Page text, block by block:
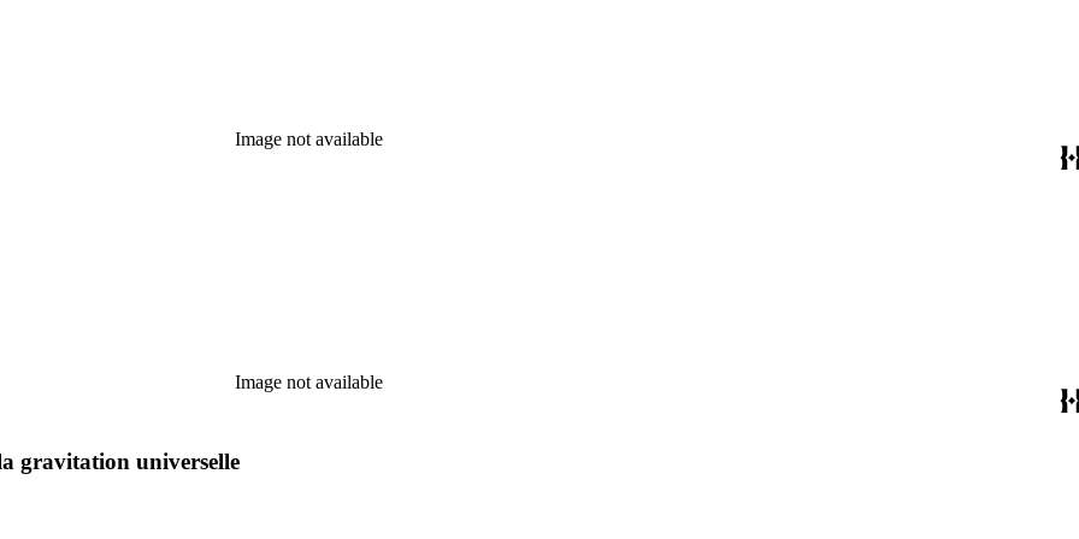
Image not available
Image not available
gravitation universelle